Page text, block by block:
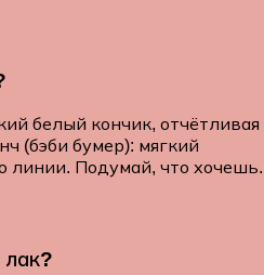
белый кончик, отчётливая
(бэби бумер): мягкий
линии. Подумай, что хочешь.